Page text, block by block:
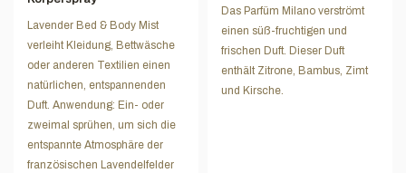
Lavender Bed & Body Mist
verleiht Kleidung, Bettwäsche
oder anderen Textilien einen
natürlichen, entspannenden
Duft. Anwendung: Ein- oder
zweimal sprühen, um sich die
entspannte Atmosphäre der
französischen Lavendelfelder
Das Parfüm Milano verströmt
einen süß-fruchtigen und
frischen Duft. Dieser Duft
enthält Zitrone, Bambus, Zimt
und Kirsche.